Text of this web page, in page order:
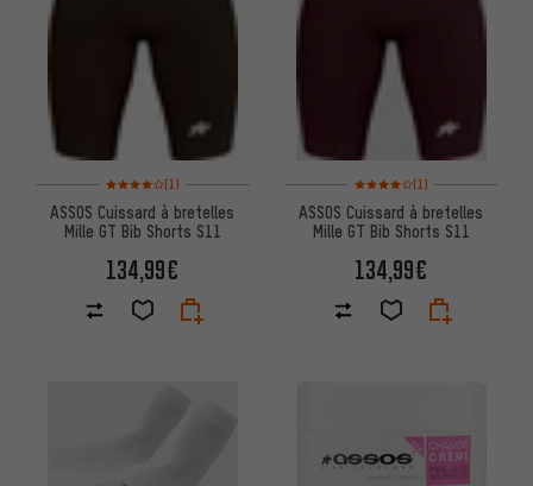
Note moyenne : 4 sur 5 d'après 1 avis
(1)
ASSOS Cuissard à bretelles
Mille GT Bib Shorts S11
134,99€
Note moyenne : 4 sur 5
(1)
ASSOS Cuissard à bretelles
Mille GT Bib Shorts S11
134,99€